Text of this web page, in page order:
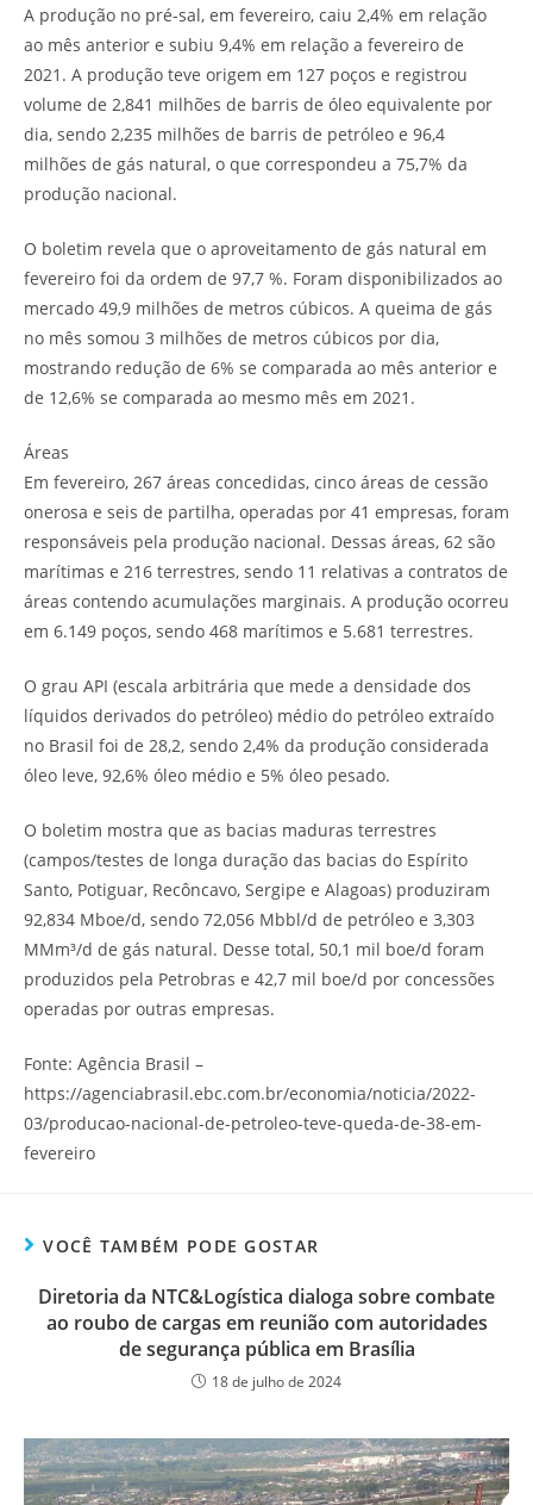
A produção no pré-sal, em fevereiro, caiu 2,4% em relação
ao mês anterior e subiu 9,4% em relação a fevereiro de
2021. A produção teve origem em 127 poços e registrou
volume de 2,841 milhões de barris de óleo equivalente por
dia, sendo 2,235 milhões de barris de petróleo e 96,4
milhões de gás natural, o que correspondeu a 75,7% da
produção nacional.
O boletim revela que o aproveitamento de gás natural em
fevereiro foi da ordem de 97,7 %. Foram disponibilizados ao
mercado 49,9 milhões de metros cúbicos. A queima de gás
no mês somou 3 milhões de metros cúbicos por dia,
mostrando redução de 6% se comparada ao mês anterior e
de 12,6% se comparada ao mesmo mês em 2021.
Áreas
Em fevereiro, 267 áreas concedidas, cinco áreas de cessão
onerosa e seis de partilha, operadas por 41 empresas, foram
responsáveis pela produção nacional. Dessas áreas, 62 são
marítimas e 216 terrestres, sendo 11 relativas a contratos de
áreas contendo acumulações marginais. A produção ocorreu
em 6.149 poços, sendo 468 marítimos e 5.681 terrestres.
O grau API (escala arbitrária que mede a densidade dos
líquidos derivados do petróleo) médio do petróleo extraído
no Brasil foi de 28,2, sendo 2,4% da produção considerada
óleo leve, 92,6% óleo médio e 5% óleo pesado.
O boletim mostra que as bacias maduras terrestres
(campos/testes de longa duração das bacias do Espírito
Santo, Potiguar, Recôncavo, Sergipe e Alagoas) produziram
92,834 Mboe/d, sendo 72,056 Mbbl/d de petróleo e 3,303
MMm³/d de gás natural. Desse total, 50,1 mil boe/d foram
produzidos pela Petrobras e 42,7 mil boe/d por concessões
operadas por outras empresas.
Fonte: Agência Brasil –
https://agenciabrasil.ebc.com.br/economia/noticia/2022-
03/producao-nacional-de-petroleo-teve-queda-de-38-em-
fevereiro
VOCÊ TAMBÉM PODE GOSTAR
Diretoria da NTC&Logística dialoga sobre combate
ao roubo de cargas em reunião com autoridades
de segurança pública em Brasília
18 de julho de 2024